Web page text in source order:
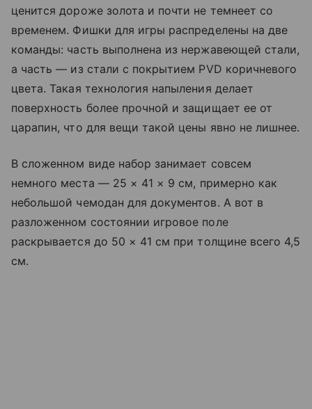
ценится дороже золота и почти не темнеет со
временем. Фишки для игры распределены на две
команды: часть выполнена из нержавеющей стали,
а часть — из стали с покрытием PVD коричневого
цвета. Такая технология напыления делает
поверхность более прочной и защищает ее от
царапин, что для вещи такой цены явно не лишнее.
В сложенном виде набор занимает совсем
немного места — 25 × 41 × 9 см, примерно как
небольшой чемодан для документов. А вот в
разложенном состоянии игровое поле
раскрывается до 50 × 41 см при толщине всего 4,5
см.